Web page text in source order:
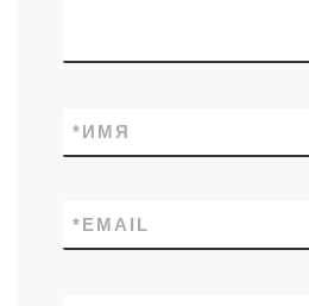
ИМЯ
*
EMAIL
*